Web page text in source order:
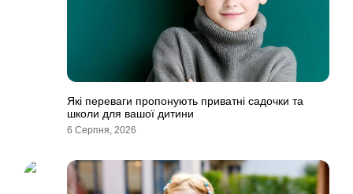
Які переваги пропонують приватні садочки та
школи для вашої дитини
6 Серпня, 2026